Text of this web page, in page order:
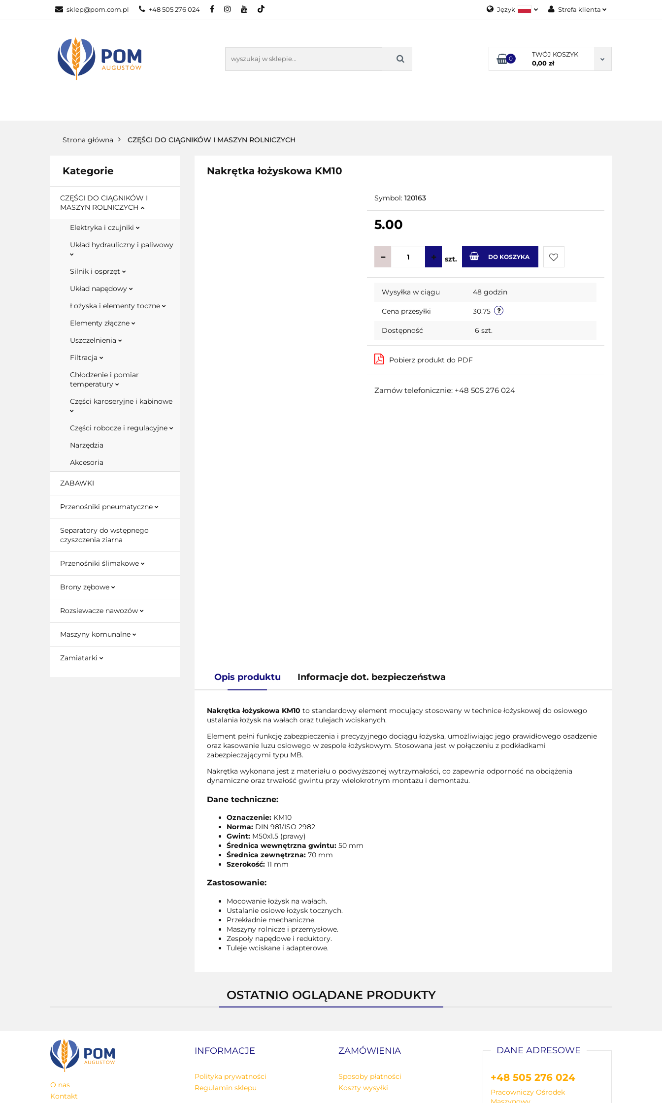
sklep@pom.com.pl +48 505 276 024 Język
English
Strefa klienta
Załóż konto
Dodaj zgłoszenie
0
TWÓJ KOSZYK
0,00 zł
Strona główna CZĘŚCI DO CIĄGNIKÓW I MASZYN ROLNICZYCH
Kategorie
CZĘŚCI DO CIĄGNIKÓW I
MASZYN ROLNICZYCH
Elektryka i czujniki
Układ hydrauliczny i paliwowy
Silnik i osprzęt
Układ napędowy
Łożyska i elementy toczne
Elementy złączne
Uszczelnienia
Filtracja
Chłodzenie i pomiar
temperatury
Części karoseryjne i kabinowe
Części robocze i regulacyjne
Narzędzia
Akcesoria
ZABAWKI
Przenośniki pneumatyczne
Separatory do wstępnego
czyszczenia ziarna
Przenośniki ślimakowe
Brony zębowe
Rozsiewacze nawozów
Maszyny komunalne
Zamiatarki
Nakrętka łożyskowa KM10
Symbol:120163
5.00
szt. DO KOSZYKA
Do
Wysyłka w ciągu 48 godzin
Cena przesyłki 30.75
Dostępność 6 szt.
Pobierz produkt do PDF
Zamów telefonicznie: +48 505 276 024
Opis produktu Informacje dot. bezpieczeństwa
Nakrętka łożyskowa KM10 to standardowy element mocujący stosowany w technice łożyskowej do osiowego
ustalania łożysk na wałach oraz tulejach wciskanych.
Element pełni funkcję zabezpieczenia i precyzyjnego dociągu łożyska, umożliwiając jego prawidłowego osadzenie
oraz kasowanie luzu osiowego w zespole łożyskowym. Stosowana jest w połączeniu z podkładkami
zabezpieczającymi typu MB.
Nakrętka wykonana jest z materiału o podwyższonej wytrzymałości, co zapewnia odporność na obciążenia
dynamiczne oraz trwałość gwintu przy wielokrotnym montażu i demontażu.
Dane techniczne:
Oznaczenie: KM10
Norma:DIN 981/ISO 2982
Gwint: M50x1.5 (prawy)
Średnica wewnętrzna gwintu:50 mm
Średnica zewnętrzna: 70 mm
Szerokość:11 mm
Zastosowanie:
Mocowanie łożysk na wałach.
Ustalanie osiowe łożysk tocznych.
Przekładnie mechaniczne.
Maszyny rolnicze i przemysłowe.
Zespoły napędowe i reduktory.
Tuleje wciskane i adapterowe.
OSTATNIO OGLĄDANE PRODUKTY
O nas
Kontakt
INFORMACJE
Polityka prywatności
Regulamin sklepu
ZAMÓWIENIA
Sposoby płatności
Koszty wysyłki
DANE ADRESOWE
+48 505 276 024
Pracowniczy Ośrodek